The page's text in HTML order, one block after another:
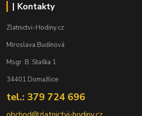
| Kontakty
Zlatnictvi-Hodiny.cz
Miroslava Budínová
Msgr. B. Staška 1
34401 Domažlice
tel.: 379 724 696